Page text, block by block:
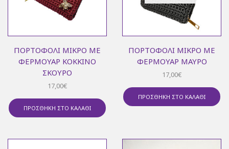
ΠΟΡΤΟΦΌΛΙ ΜΙΚΡΌ ΜΕ
ΦΕΡΜΟΥΆΡ ΚΌΚΚΙΝΟ
ΣΚΟΎΡΟ
17,00€
ΠΡΟΣΘΉΚΗ ΣΤΟ ΚΑΛΆΘΙ
ΠΟΡΤΟΦΌΛΙ ΜΙΚΡΌ ΜΕ
ΦΕΡΜΟΥΆΡ ΜΑΎΡΟ
17,00€
ΠΡΟΣΘΉΚΗ ΣΤΟ ΚΑΛΆΘΙ